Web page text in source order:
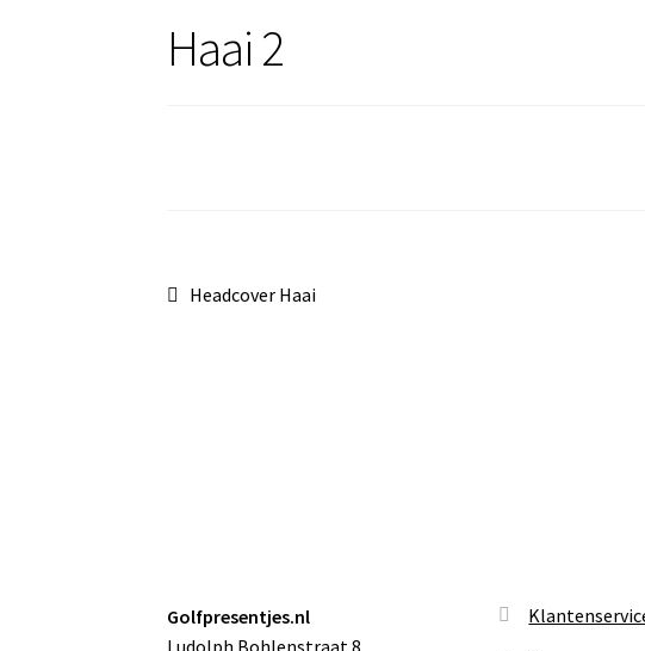
Haai 2
Bericht
Vorig
Headcover Haai
Golfpresentjes.nl
Ludolph Bohlenstraat 8